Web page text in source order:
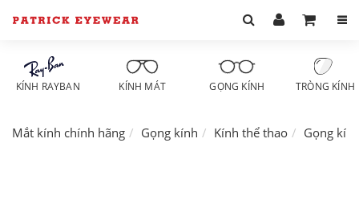
KÍNH RAYBAN KÍNH MÁT GỌNG KÍNH TRÒNG KÍNH
Mắt kính chính hãng Gọng kính Kính thể thao Gọng